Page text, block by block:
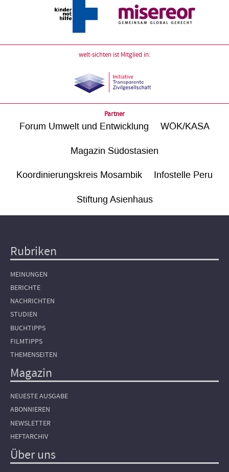
welt-sichten ist Mitglied in:
Partner
Forum Umwelt und Entwicklung WÖK/KASA
Magazin Südostasien
Koordinierungskreis Mosambik Infostelle Peru
Stiftung Asienhaus
Hauptnavigation
Rubriken
MEINUNGEN
BERICHTE
NACHRICHTEN
STUDIEN
BUCHTIPPS
FILMTIPPS
THEMENSEITEN
Magazin
NEUESTE AUSGABE
ABONNIEREN
NEWSLETTER
HEFTARCHIV
Über uns